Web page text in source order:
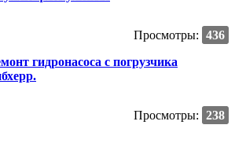
Просмотры: 436
гидронасоса с погрузчика
Просмотры: 238